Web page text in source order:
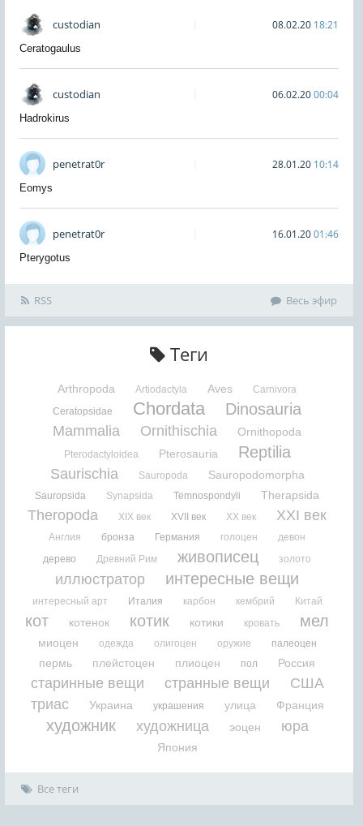
custodian 08.02.20 18:21
Ceratogaulus
custodian 06.02.2000:04
Hadrokirus
penetrat0r 28.01.20 10:14
Eomys
penetrat0r 16.01.2001:46
Pterygotus
RSS Весь эфир
Теги
Arthropoda Artiodactyla Aves
Carnivora
Ceratopsidae
Chordata Dinosauria
Mammalia Ornithischia Ornithopoda
Pterodactyloidea Pterosauria Reptilia
Saurischia Sauropoda Sauropodomorpha
Sauropsida Synapsida Temnospondyli Therapsida
Theropoda XIX век XVII век XX век XXI век
Англия бронза Германия голоцен
девон
дерево
Древний Рим живописец золото
иллюстратор интересные вещи
интересный арт Италия карбон кембрий Китай
кот котенок котик котики кровать мел
миоцен одежда олигоцен оружие палеоцен
пермь плейстоцен плиоцен пол Россия
старинные вещи странные вещи
США
триас
Украина украшения улица Франция
художник художница эоцен юра
Япония
Все теги